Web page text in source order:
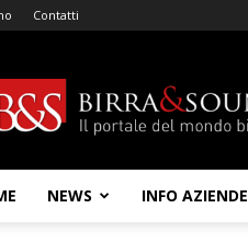
Contatti
&
Sound
NEWS INFO AZIENDE